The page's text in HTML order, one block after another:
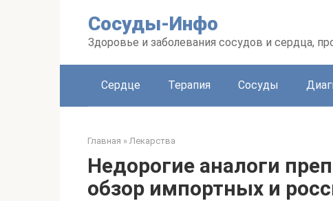
Сосуды-Инфо
Здоровье и заболевания сосудов и сердца,
Сердце Терапия Сосуды
Главная » Лекарства
Недорогие аналоги
обзор импортных и